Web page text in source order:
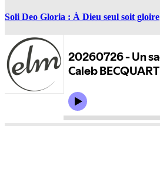
Soli Deo Gloria : À Dieu seul soit gloire